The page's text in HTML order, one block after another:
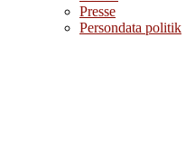
Presse
Persondata politik